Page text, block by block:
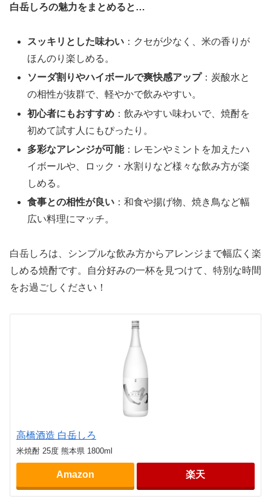
白岳しろの魅力をまとめると…
スッキリとした味わい ：クセが少なく、米の香りが
ほんのり楽しめる。
ソーダ割りやハイボールで爽快感アップ：炭酸水と
の相性が抜群で、軽やかで飲みやすい。
初心者にもおすすめ ：飲みやすい味わいで、焼酎を
初めて試す人にもぴったり。
多彩なアレンジが可能：レモンやミントを加えたハ
イボールや、ロック・水割りなど様々な飲み方が楽
しめる。
食事との相性が良い ：和食や揚げ物、焼き鳥など幅
広い料理にマッチ。
白岳しろは、シンプルな飲み方からアレンジまで幅広く楽
しめる焼酎です。自分好みの一杯を見つけて、特別な時間
をお過ごしください！
高橋酒造 白岳しろ
米焼酎 25度 熊本県 1800ml
Amazon 楽天